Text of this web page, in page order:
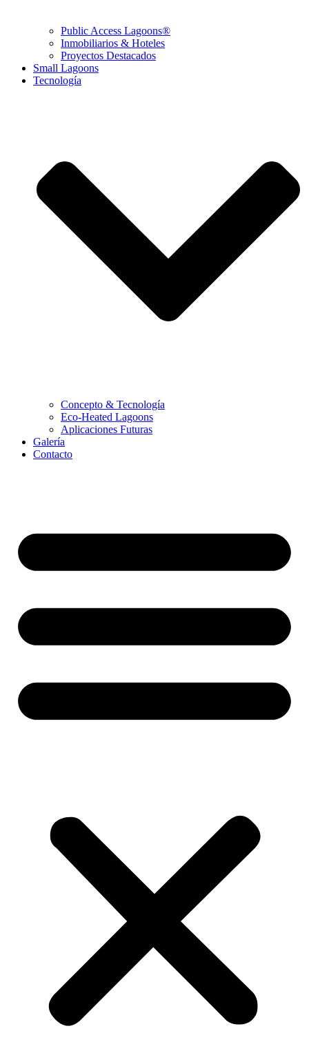
Public Access Lagoons®
Inmobiliarios & Hoteles
Proyectos Destacados
Small Lagoons
Tecnología
Concepto & Tecnología
Eco-Heated Lagoons
Aplicaciones Futuras
Galería
Contacto